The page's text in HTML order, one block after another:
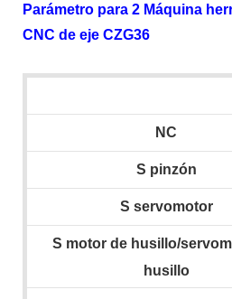
Parámetro para 2 Máquina
CNC de eje CZG36
NC
S pinzón
S servomotor
S motor de husillo/
husillo